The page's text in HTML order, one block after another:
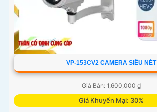
VP-153CV2 CAMERA SIÊU NÉT
Giá Bán: 1,600,000 ₫
Giá Khuyến Mại: 30%